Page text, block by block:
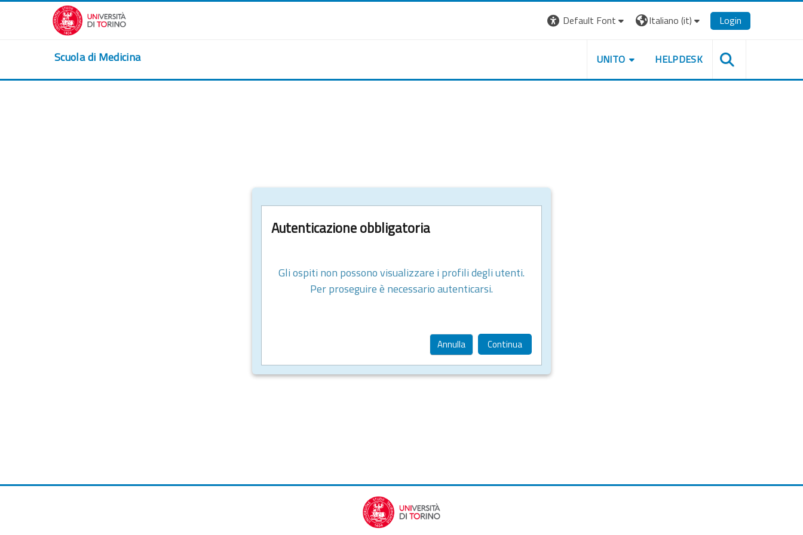
Vai al contenuto principale
Default Font
Italiano ‎(it)‎ Login
Scuola di Medicina UNITO HELPDESK
Autenticazione obbligatoria
Gli ospiti non possono visualizzare i profili degli utenti.
Per proseguire è necessario autenticarsi.
Annulla Continua